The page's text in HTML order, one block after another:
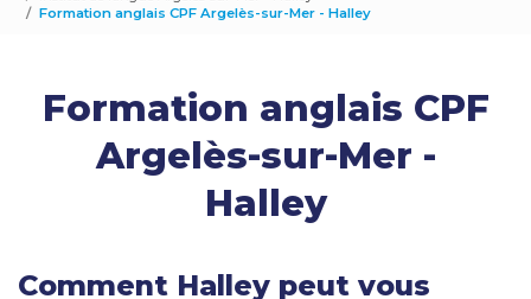
Formation anglais CPF Argelès-sur-Mer - Halley
Formation anglais CPF
Argelès-sur-Mer -
Halley
Comment Halley peut vous